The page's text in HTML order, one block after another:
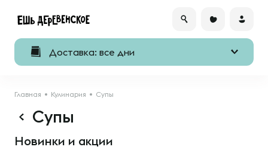
Доставка: все дни
Главная Кулинария Cупы
Cупы
Новинки и акции